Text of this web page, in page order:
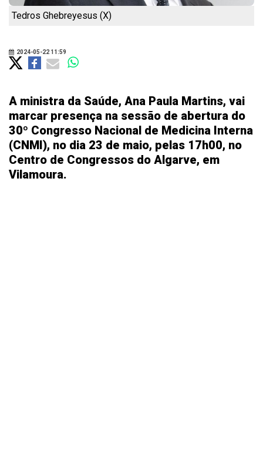
Tedros Ghebreyesus (X)
2024-05-22 11:59
A ministra da Saúde, Ana Paula Martins, vai
marcar presença na sessão de abertura do
30º Congresso Nacional de Medicina Interna
(CNMI), no dia 23 de maio, pelas 17h00, no
Centro de Congressos do Algarve, em
Vilamoura.